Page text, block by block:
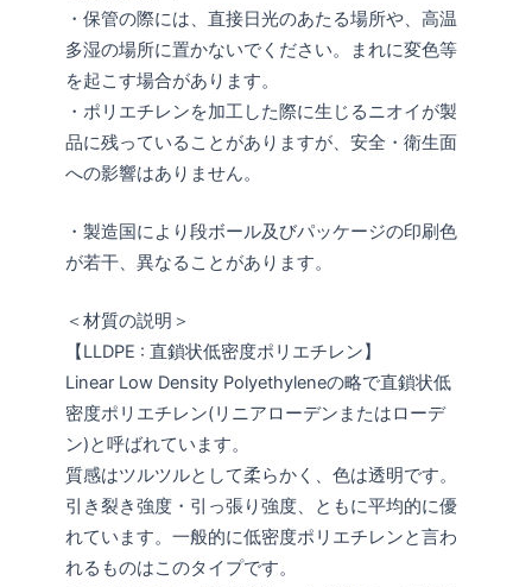
・保管の際には、直接日光のあたる場所や、高温
多湿の場所に置かないでください。まれに変色等
を起こす場合があります。
・ポリエチレンを加工した際に生じるニオイが製
品に残っていることがありますが、安全・衛生面
への影響はありません。
・製造国により段ボール及びパッケージの印刷色
が若干、異なることがあります。
＜材質の説明＞
【LLDPE : 直鎖状低密度ポリエチレン】
Linear Low Density Polyethyleneの略で直鎖状低
密度ポリエチレン(リニアローデンまたはローデ
ン)と呼ばれています。
質感はツルツルとして柔らかく、色は透明です。
引き裂き強度・引っ張り強度、ともに平均的に優
れています。一般的に低密度ポリエチレンと言わ
れるものはこのタイプです。